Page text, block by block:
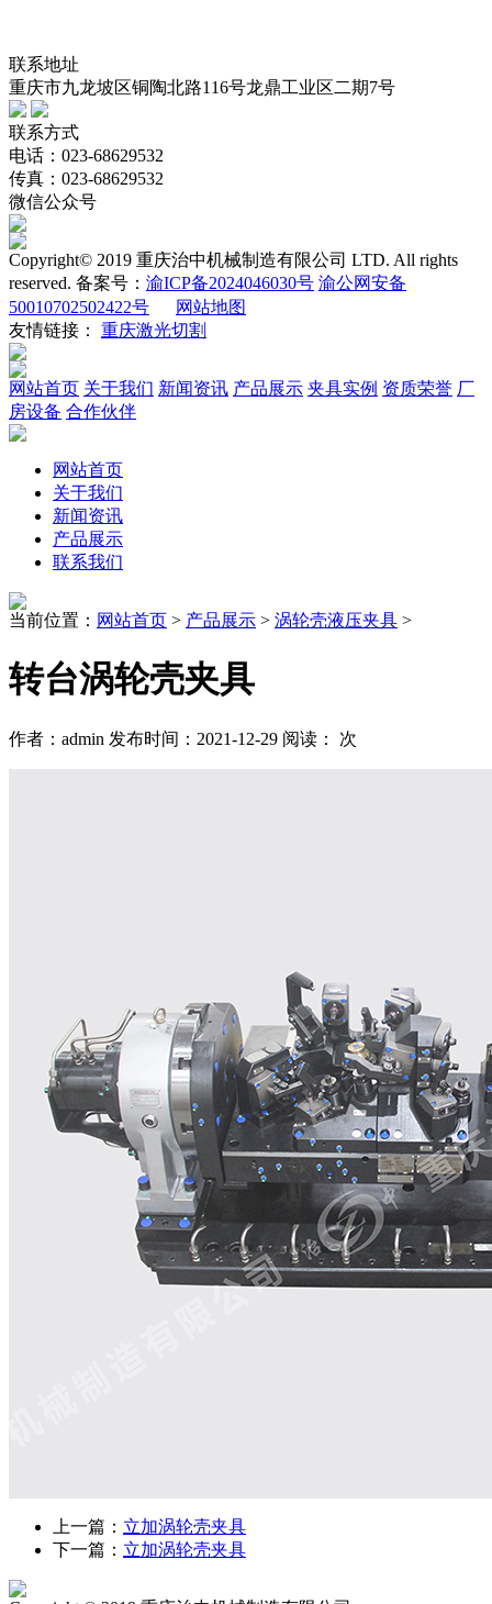
联系地址
重庆市九龙坡区铜陶北路116号龙鼎工业区二期7号
联系方式
电话：023-68629532
传真：023-68629532
微信公众号
Copyright© 2019 重庆治中机械制造有限公司 LTD. All rights
reserved. 备案号： 渝ICP备2024046030号 渝公网安备
50010702502422号
网站地图
友情链接： 重庆激光切割
网站首页 关于我们 新闻资讯 产品展示 夹具实例 资质荣誉 厂
房设备 合作伙伴
网站首页
关于我们
新闻资讯
产品展示
联系我们
当前位置： 网站首页 > 产品展示 > 涡轮壳液压夹具 >
转台涡轮壳夹具
作者：admin 发布时间：2021-12-29 阅读： 次
上一篇： 立加涡轮壳夹具
下一篇： 立加涡轮壳夹具